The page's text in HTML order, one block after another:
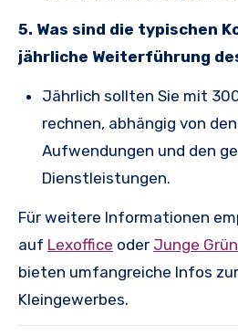
5. Was sind die typischen
jährliche Weiterführung
Jährlich sollten Sie mit
rechnen, abhängig von
Aufwendungen und den
Dienstleistungen.
Für weitere Informationen
auf Lexoffice oder Junge
bieten umfangreiche Infos
Kleingewerbes.